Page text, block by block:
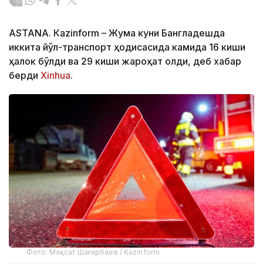
ASTANА. Кazinform – Жума куни Бангладешда
иккита йўл-транспорт ҳодисасида камида 16 киши
ҳалок бўлди ва 29 киши жароҳат олди, деб хабар
берди Xinhua.
Фото: Мақсат Шағирбаев / Kazinform